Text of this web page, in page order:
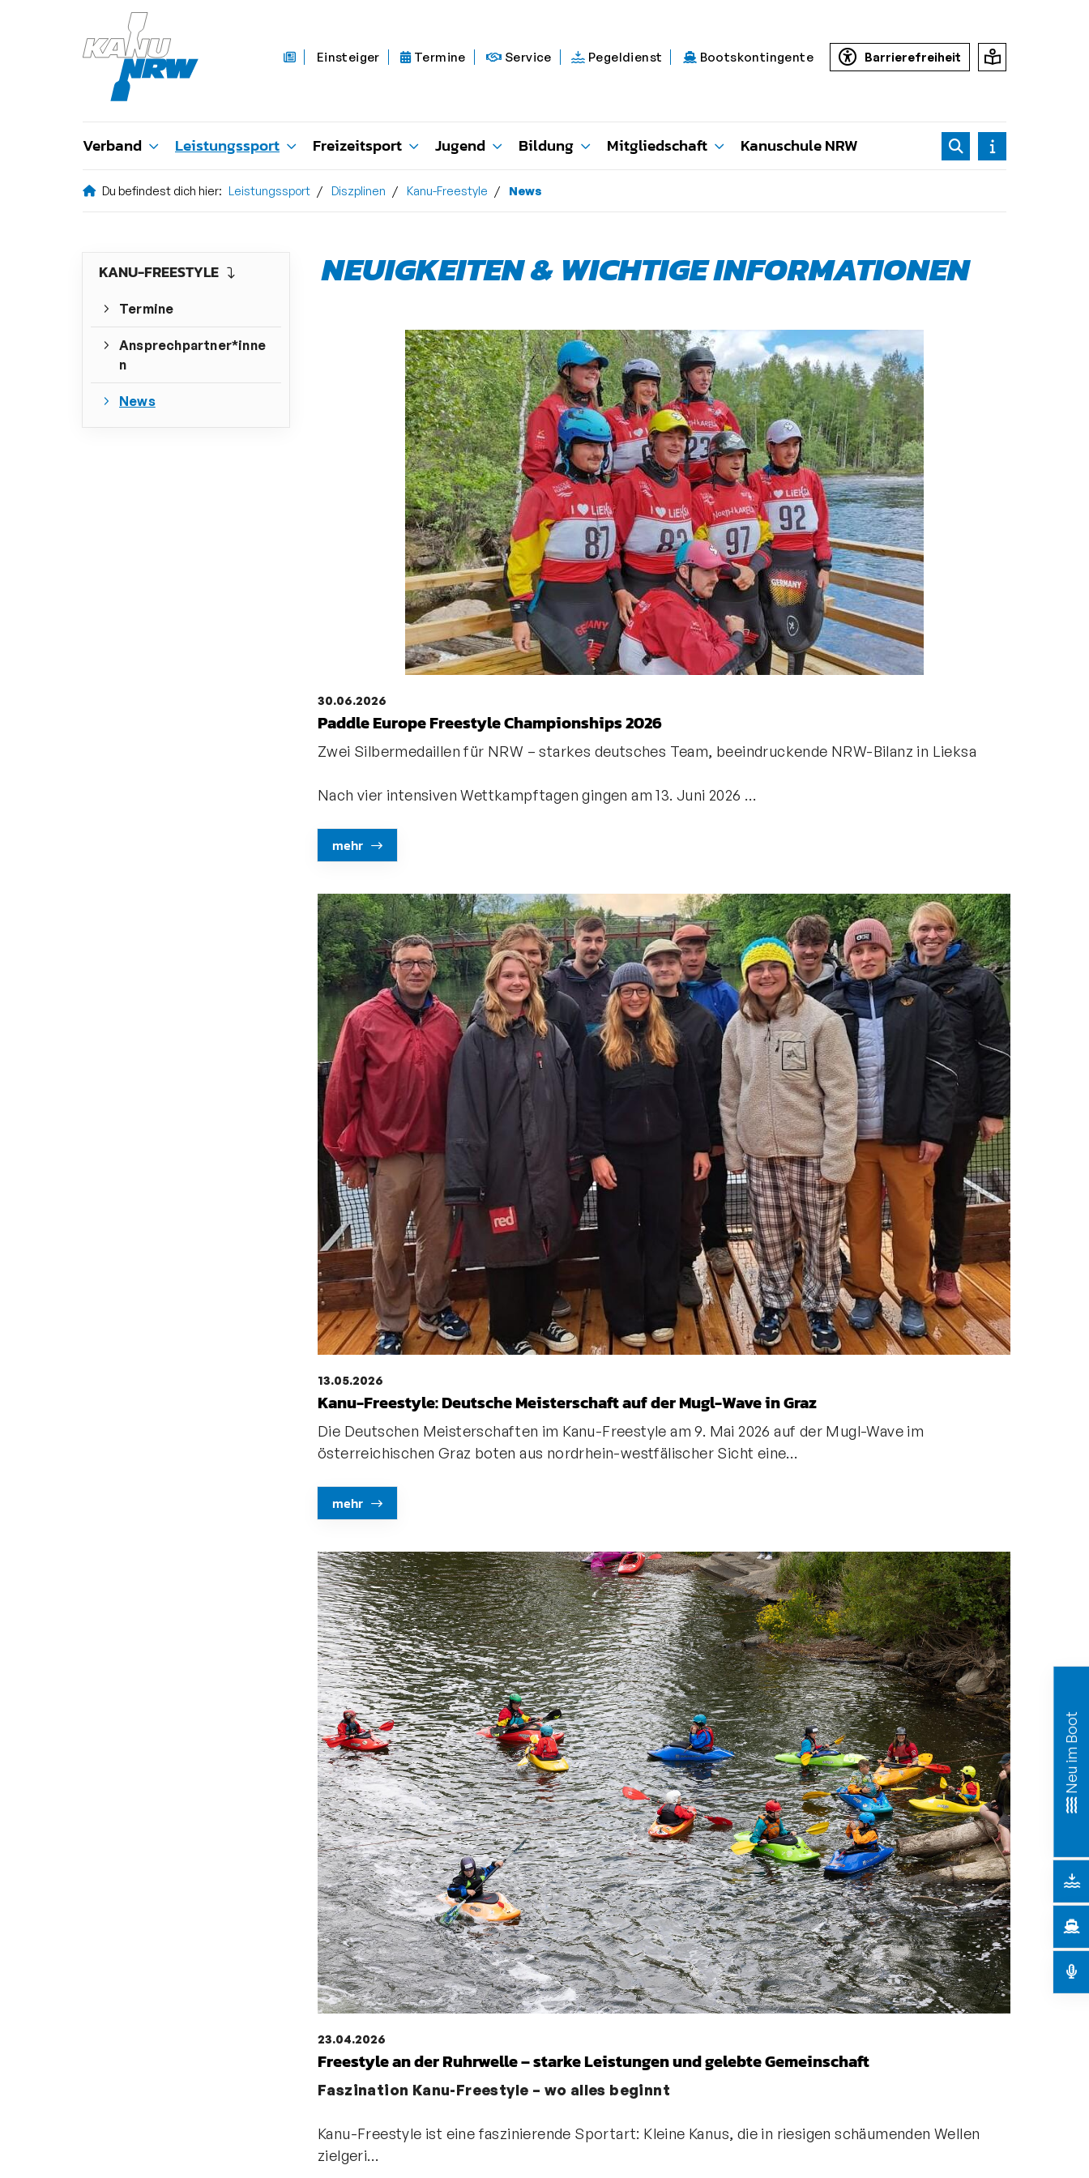
Einsteiger Termine Service Pegeldienst Bootskontingente Barrierefreiheit
Verband Leistungssport Freizeitsport Jugend Bildung Mitgliedschaft Kanuschule NRW
Du befindest dich hier: Leistungssport Diszplinen Kanu-Freestyle News
NEUIGKEITEN & WICHTIGE INFORMATIONEN
30.06.2026
Paddle Europe Freestyle Championships 2026
Zwei Silbermedaillen für NRW – starkes deutsches Team, beeindruckende NRW-Bilanz in Lieksa
Nach vier intensiven Wettkampftagen gingen am 13. Juni 2026 …
mehr
13.05.2026
Kanu-Freestyle: Deutsche Meisterschaft auf der Mugl-Wave in Graz
Die Deutschen Meisterschaften im Kanu-Freestyle am 9. Mai 2026 auf der Mugl-Wave im
österreichischen Graz boten aus nordrhein-westfälischer Sicht eine…
mehr
23.04.2026
Freestyle an der Ruhrwelle – starke Leistungen und gelebte Gemeinschaft
Faszination Kanu-Freestyle – wo alles beginnt
Kanu-Freestyle ist eine faszinierende Sportart: Kleine Kanus, die in riesigen schäumenden Wellen
zielgeri…
KANU-FREESTYLE
Termine
Ansprechpartner*inne
n
News
Neu im Boot
Direktlinks
Bildung
Mitgliedschaft
Kanuschule NRW
Folgt uns gerne!